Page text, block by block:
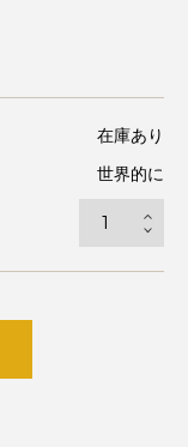
在庫あり
世界的に